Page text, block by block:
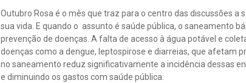
Outubro Rosa é o mês que traz para o centro das discussões
sua vida. E quando o assunto é saúde pública, o saneamento
prevenção de doenças. A falta de acesso à água potável e
doenças como a dengue, leptospirose e diarreias, que afetam
no saneamento reduz significativamente a incidência dessas
e diminuindo os gastos com saúde pública.